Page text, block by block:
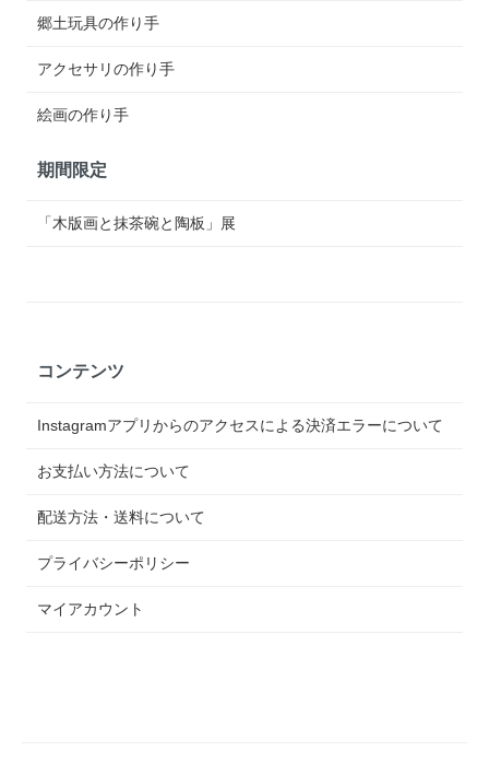
郷土玩具の作り手
アクセサリの作り手
絵画の作り手
期間限定
「木版画と抹茶碗と陶板」展
コンテンツ
Instagramアプリからのアクセスによる決済エラーについて
お支払い方法について
配送方法・送料について
プライバシーポリシー
マイアカウント